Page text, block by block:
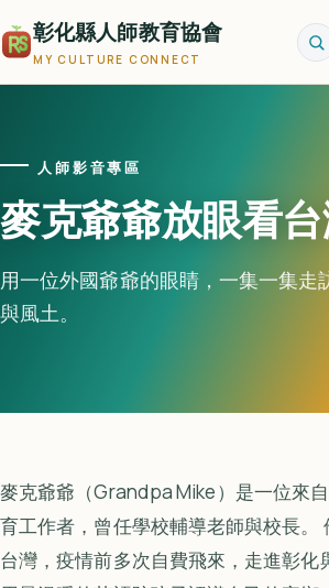
彰化縣人師教育協會
MY CULTURE CONNECT
人師影音專區
麥克爺爺放眼看
用一位外國爺爺的眼睛，一集一集走
與風土。
麥克爺爺（Grandpa Mike）是一位來
育工作者，曾任學校輔導老師與校長。
台灣，疫情前多次自費飛來，走進彰化